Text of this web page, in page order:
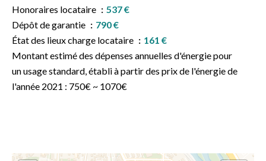
Honoraires locataire
537 €
Dépôt de garantie
790 €
État des lieux charge locataire
161 €
Montant estimé des dépenses annuelles d'énergie pour
un usage standard, établi à partir des prix de l'énergie de
l'année 2021 : 750€ ~ 1070€